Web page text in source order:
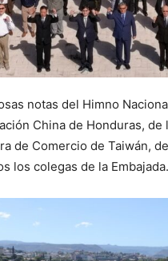
notas del Himno
China de Honduras,
de Comercio de Taiwán,
los colegas de la Embajada.